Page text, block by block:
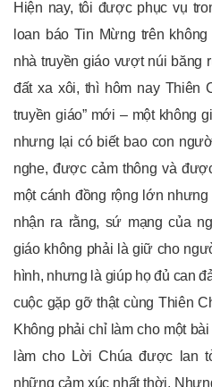
Hiện nay, tôi được phục vụ
loan báo Tin Mừng trên
nhà truyền giáo vượt núi băng
đất xa xôi, thì hôm nay Thiên
truyền giáo” mới – một không
nhưng lại có biết bao con
nghe, được cảm thông và
một cánh đồng rộng lớn
nhận ra rằng, sứ mạng của
giáo không phải là giữ cho
hình, nhưng là giúp họ đủ can
cuộc gặp gỡ thật cùng Thiên
Không phải chỉ làm cho một
làm cho Lời Chúa được lan
những cảm xúc nhất thời.